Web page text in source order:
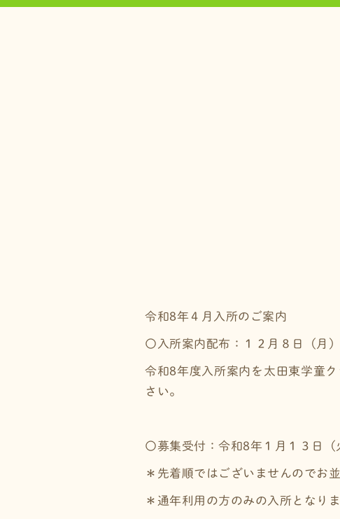
令和8年４月入所のご案内
〇入所案内配布：１２月８日（月
令和8年度入所案内を太田東学童
さい。
〇募集受付：令和8年１月１３日
＊先着順ではございませんのでお
＊通年利用の方のみの入所となりま